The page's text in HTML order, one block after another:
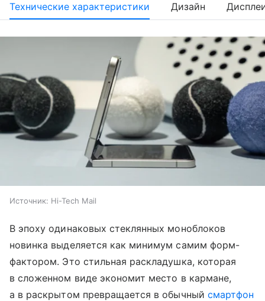
Технические характеристики Дизайн
Источник: Hi-Tech Mail
В эпоху одинаковых стеклянных моноблоков
новинка выделяется как минимум самим форм-
фактором. Это стильная раскладушка, которая
в сложенном виде экономит место в кармане,
а в раскрытом превращается в обычный смартфон